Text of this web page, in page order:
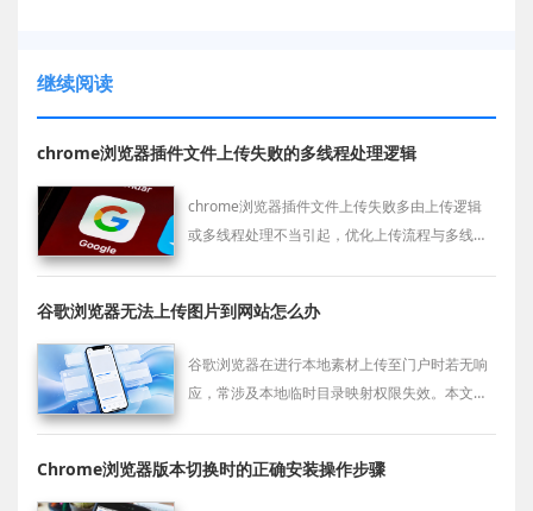
继续阅读
chrome浏览器插件文件上传失败的多线程处理逻辑
chrome浏览器插件文件上传失败多由上传逻辑
或多线程处理不当引起，优化上传流程与多线程
谷歌浏览器无法上传图片到网站怎么办
谷歌浏览器在进行本地素材上传至门户时若无响
应，常涉及本地临时目录映射权限失效。本文演
Chrome浏览器版本切换时的正确安装操作步骤